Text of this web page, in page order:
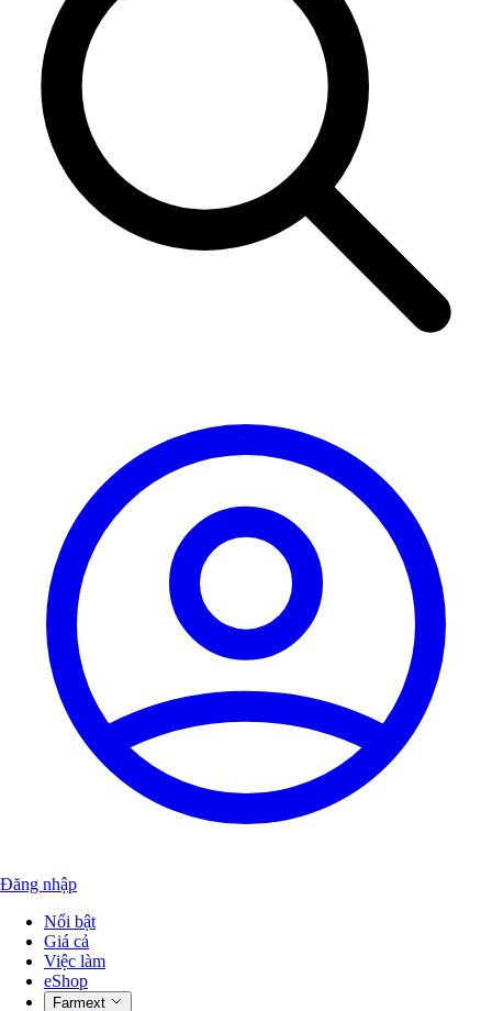
Đăng nhập
Nổi bật
Giá cả
Việc làm
eShop
Farmext